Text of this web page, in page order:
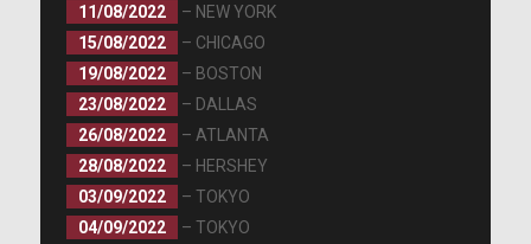
11/08/2022
– NEW YORK
15/08/2022
– CHICAGO
19/08/2022
– BOSTON
23/08/2022
– DALLAS
26/08/2022
– ATLANTA
28/08/2022
– HERSHEY
03/09/2022
– TOKYO
04/09/2022
– TOKYO